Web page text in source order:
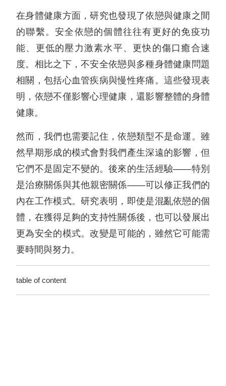
在身體健康方面，研究也發現了依戀與健康之間
的聯繫。安全依戀的個體往往有更好的免疫功
能、更低的壓力激素水平、更快的傷口癒合速
度。相比之下，不安全依戀與多種身體健康問題
相關，包括心血管疾病與慢性疼痛。這些發現表
明，依戀不僅影響心理健康，還影響整體的身體
健康。
然而，我們也需要記住，依戀類型不是命運。雖
然早期形成的模式會對我們產生深遠的影響，但
它們不是固定不變的。後來的生活經驗——特別
是治療關係與其他親密關係——可以修正我們的
內在工作模式。研究表明，即使是混亂依戀的個
體，在獲得足夠的支持性關係後，也可以發展出
更為安全的模式。改變是可能的，雖然它可能需
要時間與努力。
table of content